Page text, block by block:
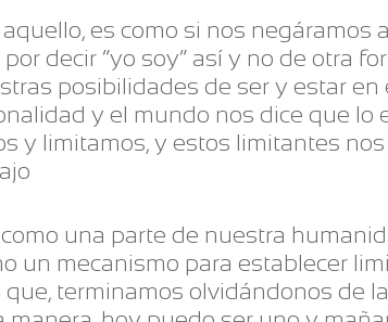
es como si nos negáramos
decir “yo soy” así y no de otra
posibilidades de ser y estar en
y el mundo nos dice que lo
y limitamos, y estos limitantes
una parte de nuestra
un mecanismo para establecer
terminamos olvidándonos de